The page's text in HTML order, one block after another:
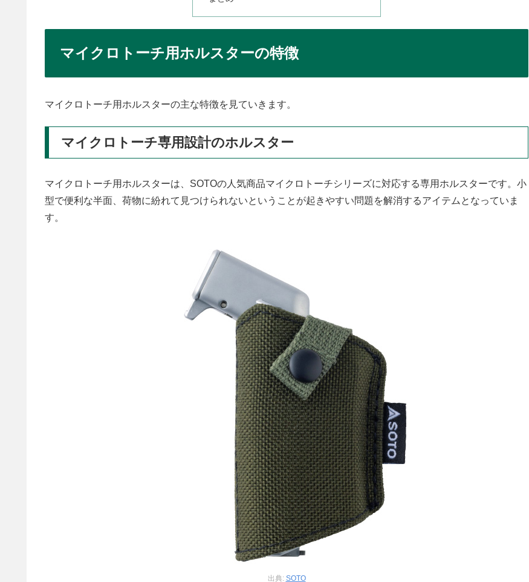
マイクロトーチ用ホルスターの特徴
マイクロトーチ用ホルスターの主な特徴を見ていきます。
マイクロトーチ専用設計のホルスター
マイクロトーチ用ホルスターは、SOTOの人気商品マイクロトーチシリーズに対応する専用ホルスターです。小
型で便利な半面、荷物に紛れて見つけられないということが起きやすい問題を解消するアイテムとなっていま
す。
出典: SOTO